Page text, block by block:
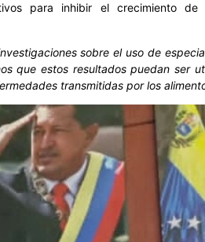
para inhibir el crecimiento
sobre el uso de
que estos resultados puedan ser
transmitidas por los